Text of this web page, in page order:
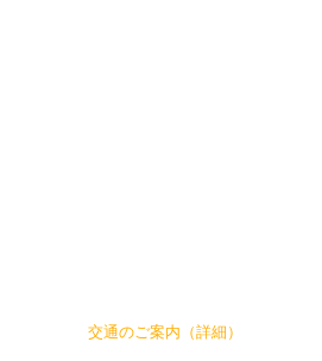
交通のご案内（詳細）